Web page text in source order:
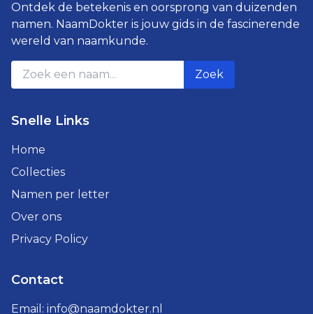
Ontdek de betekenis en oorsprong van duizenden
namen. NaamDokter is jouw gids in de fascinerende
wereld van naamkunde.
Zoek
Snelle Links
Home
Collecties
Namen per letter
Over ons
Privacy Policy
Contact
Email: info@naamdokter.nl